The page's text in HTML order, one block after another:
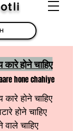
होने चाहिए
hone chahiye
होने चाहिए
होने चाहिए
वाले चाहिए